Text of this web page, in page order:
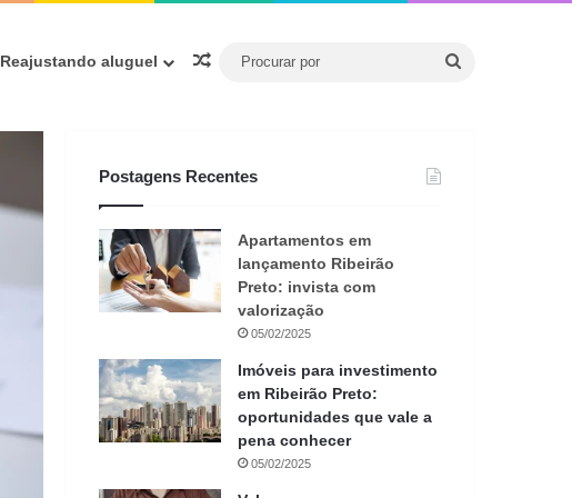
Reajustando aluguel Artigo aleatório
Postagens Recentes
Apartamentos em
lançamento Ribeirão
Preto: invista com
valorização
05/02/2025
Imóveis para investimento
em Ribeirão Preto:
oportunidades que vale a
pena conhecer
05/02/2025